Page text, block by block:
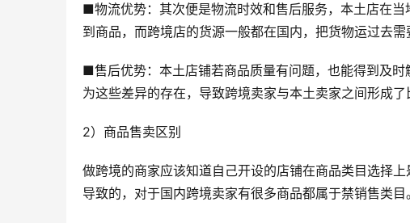
■物流优势：其次便是物流时效和售后服务，本土店在
到商品，而跨境店的货源一般都在国内，把货物运过去
■售后优势：本土店铺若商品质量有问题，也能得到及
为这些差异的存在，导致跨境卖家与本土卖家之间形成了
2）商品售卖区别
做跨境的商家应该知道自己开设的店铺在商品类目选择
导致的，对于国内跨境卖家有很多商品都属于禁销售类目。